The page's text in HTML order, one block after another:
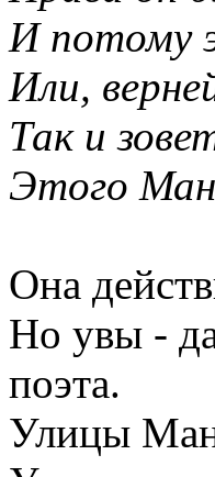
И потому
Или,
Так и
Этого
Она
Но увы -
поэта.
Улицы